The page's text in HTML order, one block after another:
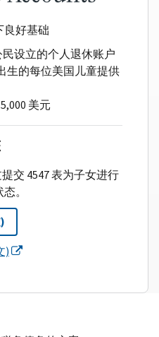
良好基础
设立的个人退休账户
生的每位美国儿童提供
美元
交 4547 表为子女进行
。
)